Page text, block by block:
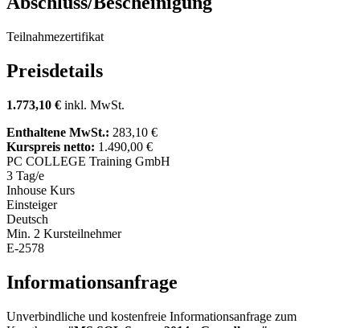
Teilnahmezertifikat
Preisdetails
1.773,10 € inkl. MwSt.
Enthaltene MwSt.: 283,10 €
Kurspreis netto: 1.490,00 €
PC COLLEGE Training GmbH
3 Tag/e
Inhouse Kurs
Einsteiger
Deutsch
Min. 2 Kursteilnehmer
E-2578
Informationsanfrage
Unverbindliche und kostenfreie Informationsanfrage zum